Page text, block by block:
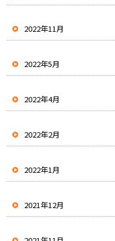
2022年11月
2022年5月
2022年4月
2022年2月
2022年1月
2021年12月